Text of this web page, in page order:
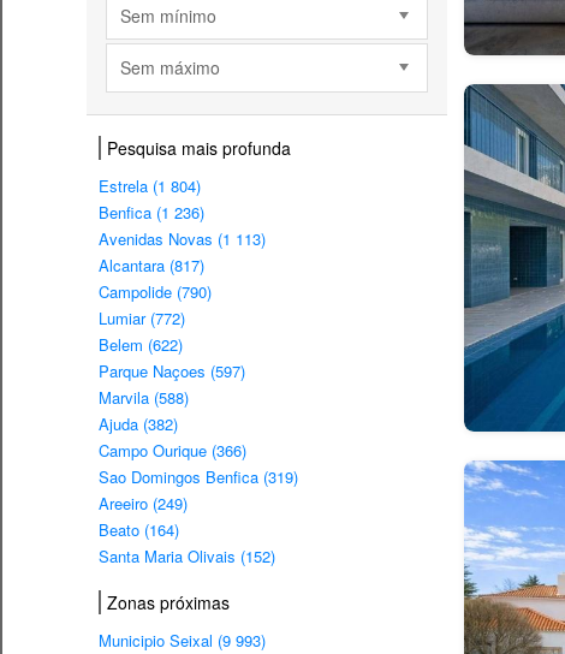
Sem mínimo
Sem máximo
Pesquisa mais profunda
Estrela (1 804)
Benfica (1 236)
Avenidas Novas (1 113)
Alcantara (817)
Campolide (790)
Lumiar (772)
Belem (622)
Parque Naçoes (597)
Marvila (588)
Ajuda (382)
Campo Ourique (366)
Sao Domingos Benfica (319)
Areeiro (249)
Beato (164)
Santa Maria Olivais (152)
Zonas próximas
Municipio Seixal (9 993)